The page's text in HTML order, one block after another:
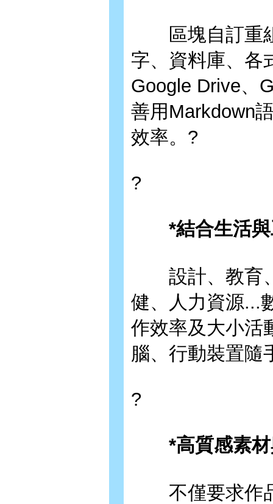
區塊自訂重組
字、資料庫、各
Google Drive、
善用Markdown
效率。?
?
*結合生活與
設計、教育、
健、人力資源...
作效率及大小活
腦、行動裝置隨
?
*高質感素材
不僅要求作品